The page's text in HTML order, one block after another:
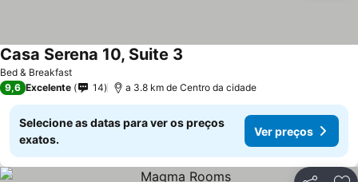
Bed & Breakfast
Casa Serena 10, Suite 3
9,6 Excelente 14 a 3.8 km de Centro da cidade
Selecione as datas para ver os preços
exatos.
Ver preços